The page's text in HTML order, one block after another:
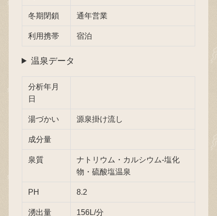
冬期閉鎖 通年営業
利用携帯 宿泊
温泉データ
分析年月
日
湯づかい 源泉掛け流し
成分量
泉質
ナトリウム・カルシウム-塩化
物・硫酸塩温泉
PH 8.2
湧出量 156L/分